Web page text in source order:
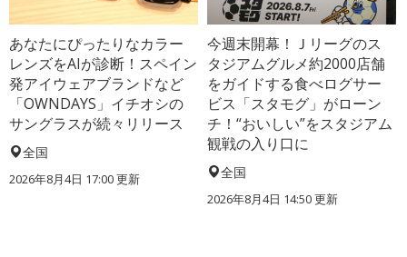
あなたにぴったりなカラー
レンズをAIが診断！スペイン
発アイウェアブランドなど
「OWNDAYS」イチオシの
サングラスが続々リリース
全国
2026年8月4日 17:00更新
今週末開幕！Ｊリーグのス
タジアムグルメ約2000店舗
をガイドする食べログサー
ビス「スタモグ」がローン
チ！“おいしい”をスタジアム
観戦の入り口に
全国
2026年8月4日 14:50更新